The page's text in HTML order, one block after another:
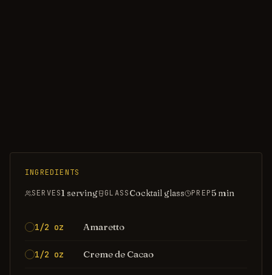
INGREDIENTS
SERVES1 serving GLASSCocktail glass PREP5 min
1/2 oz Amaretto
1/2 oz Creme de Cacao